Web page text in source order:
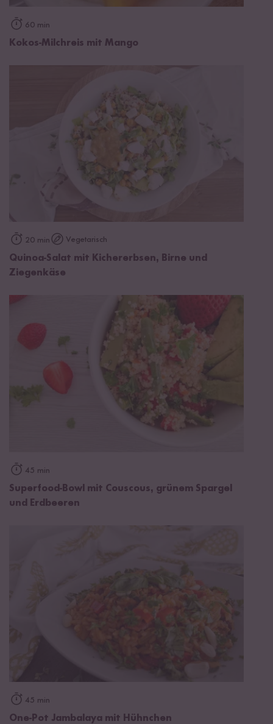
60 min
Kokos-Milchreis mit Mango
20 min Vegetarisch
Quinoa-Salat mit Kichererbsen, Birne und
Ziegenkäse
45 min
Superfood-Bowl mit Couscous, grünem Spargel
und Erdbeeren
45 min
One-Pot Jambalaya mit Hühnchen